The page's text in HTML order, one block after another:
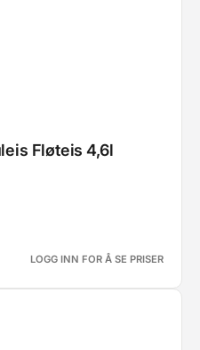
Fløteis 4,6l
LOGG INN FOR Å SE PRISER